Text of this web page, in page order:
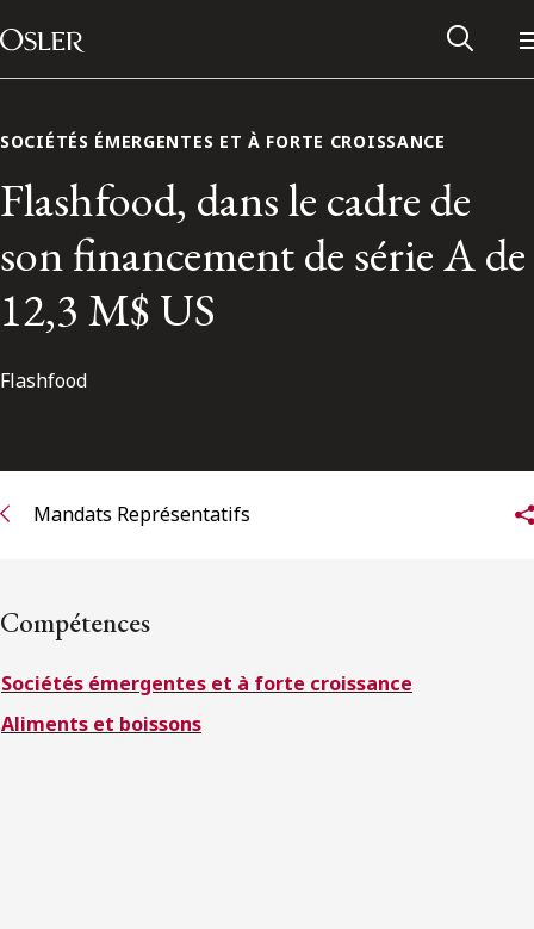
Passer au contenu
Main Navigation
S’abonner aux articles Osler
S’abonner
SOCIÉTÉS ÉMERGENTES ET À FORTE CROISSANCE
Flashfood, dans le cadre de
son financement de série A de
12,3 M$ US
Flashfood
Mandats Représentatifs
Compétences
Sociétés émergentes et à forte croissance
Aliments et boissons